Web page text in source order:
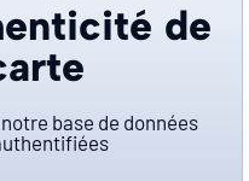
de
base de données